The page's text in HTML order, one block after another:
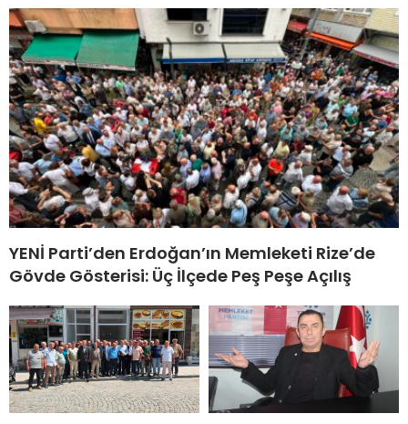
YENİ Parti’den Erdoğan’ın Memleketi Rize’de
Gövde Gösterisi: Üç İlçede Peş Peşe Açılış